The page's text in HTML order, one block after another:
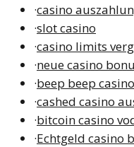
·casino
·slot casino
·casino limits
·neue casino
·beep beep casino
·cashed casino
·bitcoin casino
·Echtgeld casino